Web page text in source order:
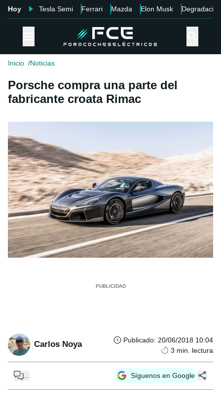
Hoy Tesla Semi Ferrari Mazda Elon Musk Degradación
Inicio Noticias
Porsche compra una parte del
fabricante croata Rimac
Carlos Noya Publicado: 20/06/2018 10:04
3 min. lectura
Síguenos en Google